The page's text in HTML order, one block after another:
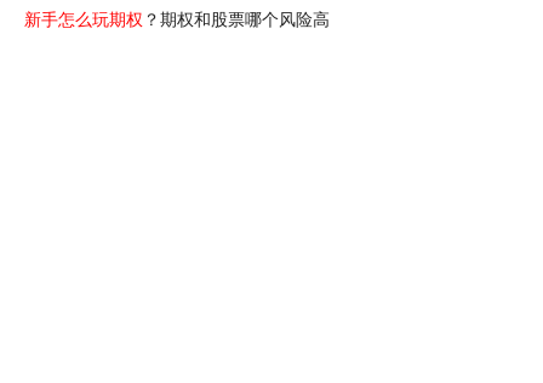
新手怎么玩期权 ？期权和股票哪个风险高